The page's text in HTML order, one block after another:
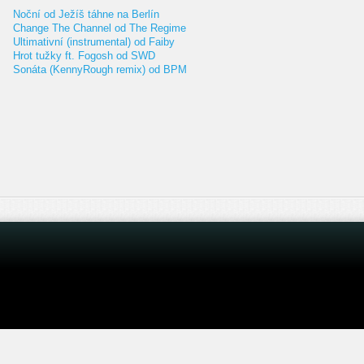
Noční od Ježíš táhne na Berlín
Change The Channel od The Regime
Ultimativní (instrumental) od Faiby
Hrot tužky ft. Fogosh od SWD
Sonáta (KennyRough remix) od BPM